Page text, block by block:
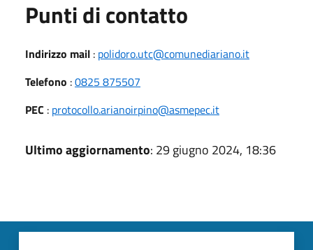
Punti di contatto
Indirizzo mail : polidoro.utc@comunediariano.it
Telefono :0825 875507
PEC : protocollo.arianoirpino@asmepec.it
Ultimo aggiornamento: 29 giugno 2024, 18:36